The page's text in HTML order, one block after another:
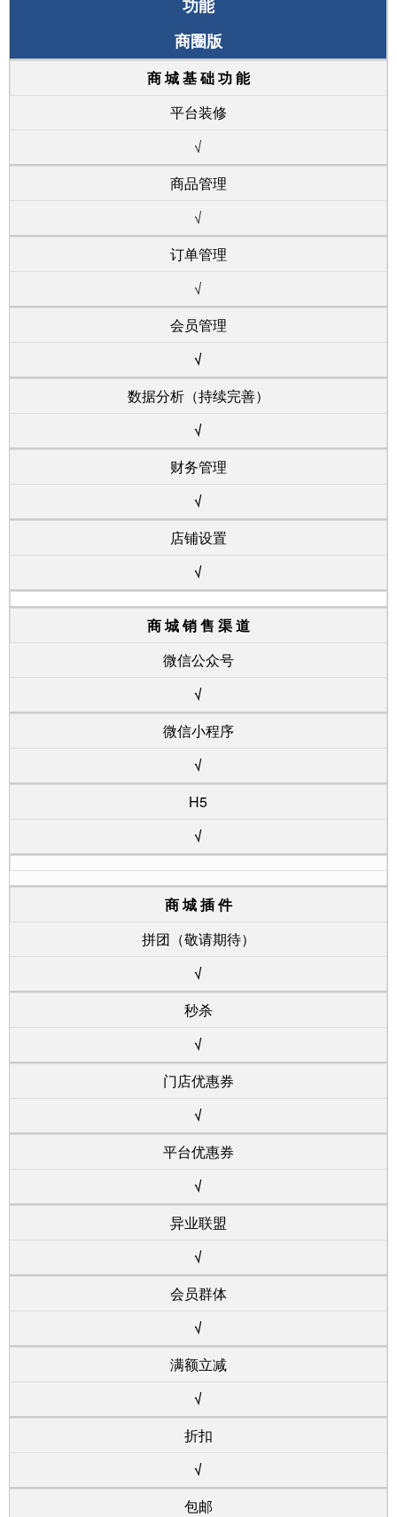
功能
商圈版
商 城 基 础 功 能
平台装修
√
商品管理
√
订单管理
√
会员管理
√
数据分析（持续完善）
√
财务管理
√
店铺设置
√
商 城 销 售 渠 道
微信公众号
√
微信小程序
√
H5
√
商 城 插 件
拼团（敬请期待）
√
秒杀
√
门店优惠券
√
平台优惠券
√
异业联盟
√
会员群体
√
满额立减
√
折扣
√
包邮